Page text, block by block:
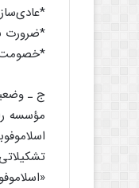
*ضرورت
*خصومت
ج ـ